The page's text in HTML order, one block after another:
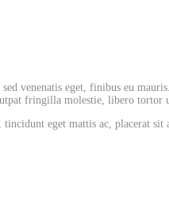
venenatis eget, finibus eu
fringilla molestie, libero tortor
eget mattis ac, placerat